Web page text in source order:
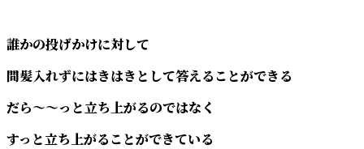
誰かの投げかけに対して
間髪入れずにはきはきとして答えることができる
だら～～っと立ち上がるのではなく
すっと立ち上がることができている